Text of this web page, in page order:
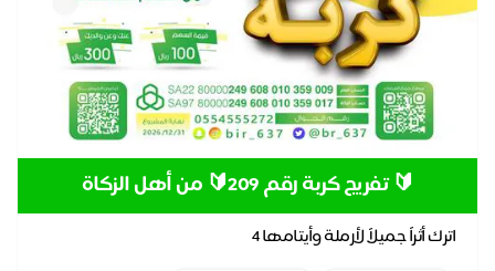
🔰 تفريج كربة رقم 209🔰 من أهل الزكاة
اترك أثراً جميلاً لأرملة وأيتامها 4